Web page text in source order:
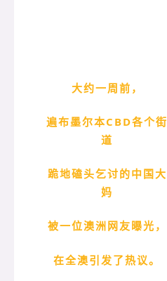
大约一周前，
遍布墨尔本CBD各个街
道
跪地磕头乞讨的中国大
妈
被一位澳洲网友曝光，
在全澳引发了热议。